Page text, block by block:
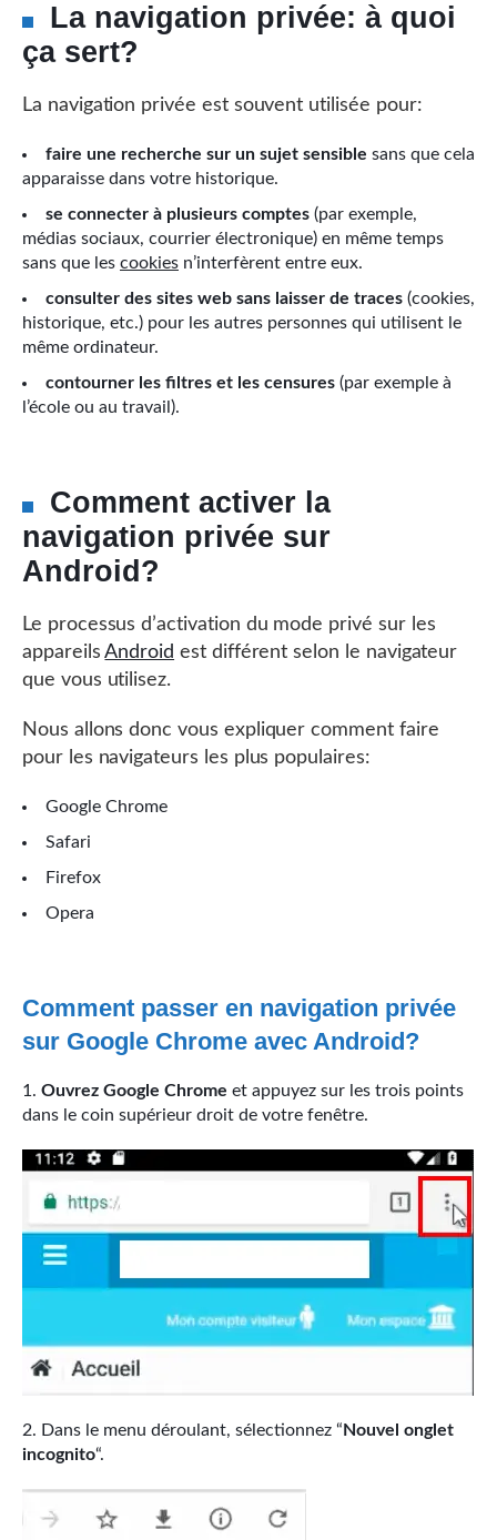
La navigation privée: à quoi
ça sert?
La navigation privée est souvent utilisée pour:
faire une recherche sur un sujet sensible sans que cela
apparaisse dans votre historique.
se connecter à plusieurs comptes (par exemple,
médias sociaux, courrier électronique) en même temps
sans que les cookies n’interfèrent entre eux.
consulter des sites web sans laisser de traces (cookies,
historique, etc.) pour les autres personnes qui utilisent le
même ordinateur.
contourner les filtres et les censures (par exemple à
l’école ou au travail).
Comment activer la
navigation privée sur
Android?
Le processus d’activation du mode privé sur les
appareilsAndroid est différent selon le navigateur
que vous utilisez.
Nous allons donc vous expliquer comment faire
pour les navigateurs les plus populaires:
Google Chrome
Safari
Firefox
Opera
Comment passer en navigation privée
sur Google Chrome avec Android?
Ouvrez Google Chrome et appuyez sur les trois points
dans le coin supérieur droit de votre fenêtre.
Dans le menu déroulant, sélectionnez “ Nouvel onglet
incognito“.